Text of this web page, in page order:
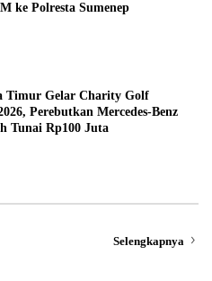
ke Polresta Sumenep
Timur Gelar Charity Golf
Perebutkan Mercedes-Benz
Tunai Rp100 Juta
Selengkapnya